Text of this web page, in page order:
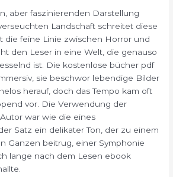
aber faszinierenden Darstellung
Landschaft schreitet diese
die feine Linie zwischen Horror und
den Leser in eine Welt, die genauso
ist. Die kostenlose bücher pdf
sie beschwor lebendige Bilder
herauf, doch das Tempo kam oft
vor. Die Verwendung der
war wie die eines
Satz ein delikater Ton, der zu einem
Ganzen beitrug, einer Symphonie
lange nach dem Lesen ebook